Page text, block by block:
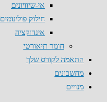
אי-שיוויונים
חילוק פולינומים
אינדוקציה
חומר תיאורטי
התאמה לקורס שלך
מחשבונים
מנויים